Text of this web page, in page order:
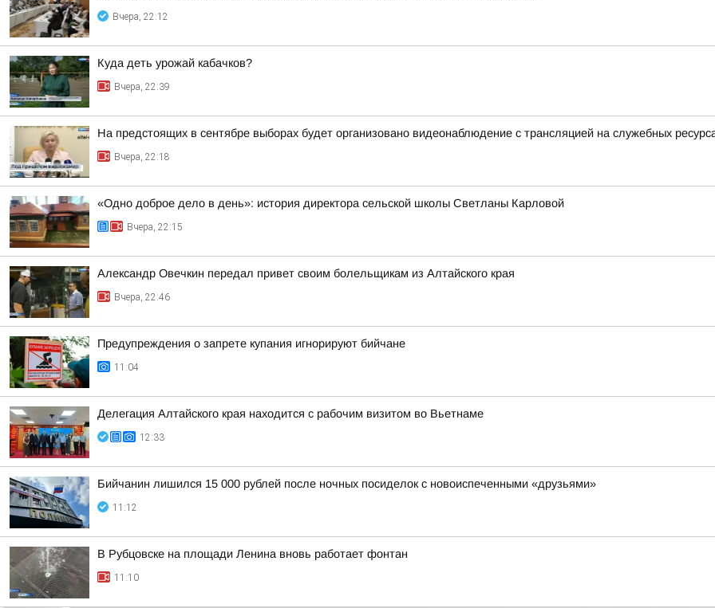
Вчера, 22:12
Куда деть урожай кабачков?
Вчера, 22:39
На предстоящих в сентябре выборах будет организовано видеонаблюдение с трансляцией на служебных
Вчера, 22:18
«Одно доброе дело в день»: история директора сельской школы Светланы Карловой
Вчера, 22:15
Александр Овечкин передал привет своим болельщикам из Алтайского края
Вчера, 22:46
Предупреждения о запрете купания игнорируют бийчане
11:04
Делегация Алтайского края находится с рабочим визитом во Вьетнаме
12:33
Бийчанин лишился 15 000 рублей после ночных посиделок с новоиспеченными «друзьями»
11:12
В Рубцовске на площади Ленина вновь работает фонтан
11:10